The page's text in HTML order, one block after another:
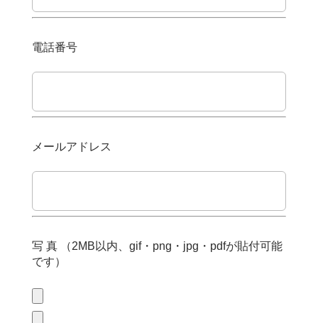
電話番号
メールアドレス
写 真 （2MB以内、gif・png・jpg・pdfが貼付可能
です）